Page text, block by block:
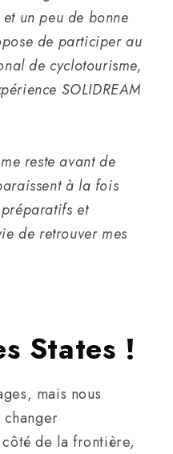
un peu de bonne
de participer au
de cyclotourisme,
SOLIDREAM
reste avant de
à la fois
et
de retrouver mes
States !
mais nous
changer
côté de la frontière,